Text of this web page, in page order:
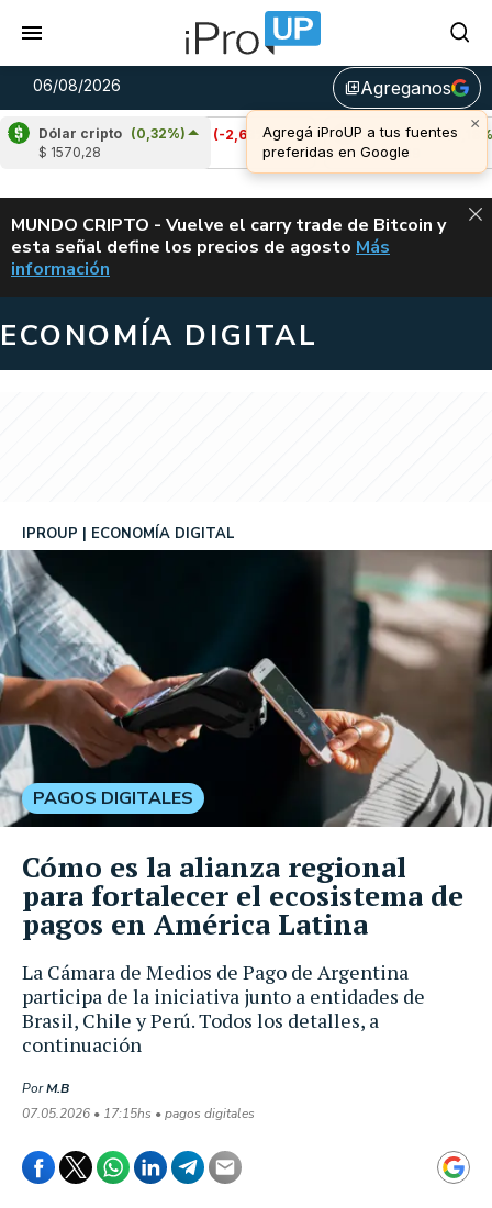
06/08/2026 library_addAgreganos
Dólar cripto (0,32%)
$ 1570,28
Cardano (-2,63%)
u$s 0,19
Avalanche
(0,18%)
u$s 6,69
ALERTA
MUNDO CRIPTO - Vuelve el carry trade de Bitcoin y
esta señal define los precios de agosto VUELVE EL
Más
información
ECONOMÍA DIGITAL
La Cámara de Medios de Pago de Argentina
participa de la iniciativa junto a entidades de
Brasil, Chile y Perú. Todos los detalles, a
continuación
IPROUP ECONOMÍA DIGITAL
PorM.B
07.05.2026 • 17:15hs • pagos digitales
PAGOS DIGITALES
Cómo es la alianza regional
para fortalecer el ecosistema de
pagos en América Latina